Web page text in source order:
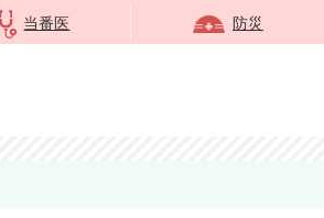
当番医 防災